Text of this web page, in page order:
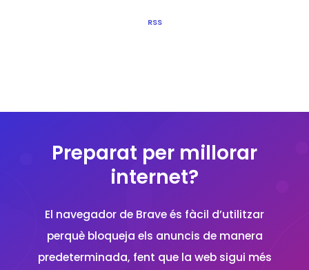
RSS
Preparat per millorar
internet?
El navegador de Brave és fàcil d’utilitzar
perquè bloqueja els anuncis de manera
predeterminada, fent que la web sigui més